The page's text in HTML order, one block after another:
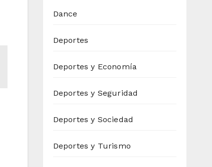
Dance
Deportes
Deportes y Economía
Deportes y Seguridad
Deportes y Sociedad
Deportes y Turismo